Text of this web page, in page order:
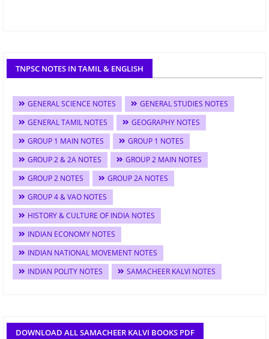
TNPSC NOTES IN TAMIL & ENGLISH
GENERAL SCIENCE NOTES
GENERAL STUDIES NOTES
GENERAL TAMIL NOTES
GEOGRAPHY NOTES
GROUP 1 MAIN NOTES
GROUP 1 NOTES
GROUP 2 & 2A NOTES
GROUP 2 MAIN NOTES
GROUP 2 NOTES
GROUP 2A NOTES
GROUP 4 & VAO NOTES
HISTORY & CULTURE OF INDIA NOTES
INDIAN ECONOMY NOTES
INDIAN NATIONAL MOVEMENT NOTES
INDIAN POLITY NOTES
SAMACHEER KALVI NOTES
DOWNLOAD ALL SAMACHEER KALVI BOOKS PDF